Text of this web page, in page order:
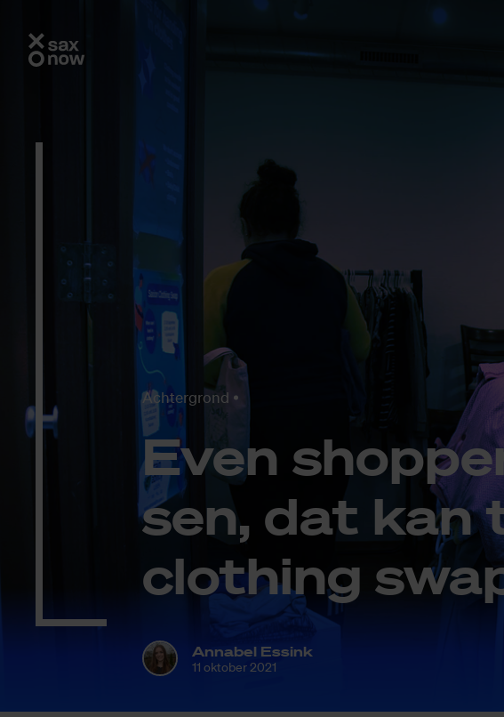
Achtergrond
Even
sen, dat kan
clothing
Annabel Essink
11 oktober 2021